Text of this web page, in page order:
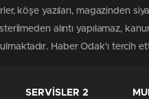
köşe yazıları, magazinden
alıntı yapılamaz,
Haber Odak'ı tercih
SERVİSLER 2